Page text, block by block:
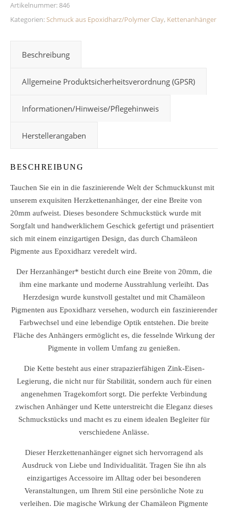
Artikelnummer:846
Kategorien: Schmuck aus Epoxidharz/Polymer Clay, Kettenanhänger
Beschreibung
Allgemeine Produktsicherheitsverordnung (GPSR)
Informationen/Hinweise/Pflegehinweis
Herstellerangaben
BESCHREIBUNG
Tauchen Sie ein in die faszinierende Welt der Schmuckkunst mit
unserem exquisiten Herzkettenanhänger, der eine Breite von
20mm aufweist. Dieses besondere Schmuckstück wurde mit
Sorgfalt und handwerklichem Geschick gefertigt und präsentiert
sich mit einem einzigartigen Design, das durch Chamäleon
Pigmente aus Epoxidharz veredelt wird.
Der Herzanhänger* besticht durch eine Breite von 20mm, die
ihm eine markante und moderne Ausstrahlung verleiht. Das
Herzdesign wurde kunstvoll gestaltet und mit Chamäleon
Pigmenten aus Epoxidharz versehen, wodurch ein faszinierender
Farbwechsel und eine lebendige Optik entstehen. Die breite
Fläche des Anhängers ermöglicht es, die fesselnde Wirkung der
Pigmente in vollem Umfang zu genießen.
Die Kette besteht aus einer strapazierfähigen Zink-Eisen-
Legierung, die nicht nur für Stabilität, sondern auch für einen
angenehmen Tragekomfort sorgt. Die perfekte Verbindung
zwischen Anhänger und Kette unterstreicht die Eleganz dieses
Schmuckstücks und macht es zu einem idealen Begleiter für
verschiedene Anlässe.
Dieser Herzkettenanhänger eignet sich hervorragend als
Ausdruck von Liebe und Individualität. Tragen Sie ihn als
einzigartiges Accessoire im Alltag oder bei besonderen
Veranstaltungen, um Ihrem Stil eine persönliche Note zu
verleihen. Die magische Wirkung der Chamäleon Pigmente